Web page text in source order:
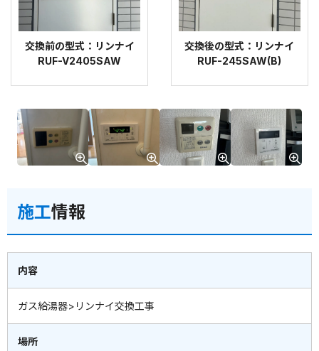
交換前の型式：リンナイ
RUF-V2405SAW
交換後の型式：リンナイ
RUF-245SAW(B)
施工情報
内容
ガス給湯器>リンナイ交換工事
場所